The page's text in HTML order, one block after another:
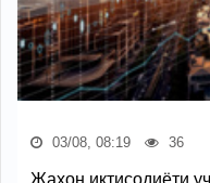
03/08, 08:19 36
Жаҳон иқтисодиёти